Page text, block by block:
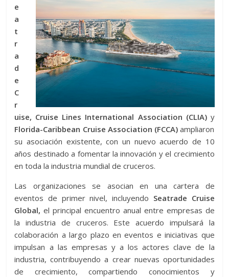
e
a
t
r
a
d
e
C
r
uise, Cruise Lines International Association (CLIA)y
Florida-Caribbean Cruise Association (FCCA) ampliaron
su asociación existente, con un nuevo acuerdo de 10
años destinado a fomentar la innovación y el crecimiento
en toda la industria mundial de cruceros.
Las organizaciones se asocian en una cartera de
eventos de primer nivel, incluyendo Seatrade Cruise
Global, el principal encuentro anual entre empresas de
la industria de cruceros. Este acuerdo impulsará la
colaboración a largo plazo en eventos e iniciativas que
impulsan a las empresas y a los actores clave de la
industria, contribuyendo a crear nuevas oportunidades
de crecimiento, compartiendo conocimientos y